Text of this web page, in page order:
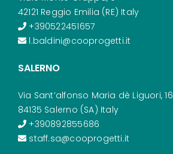
42121 Reggio Emilia (RE) Italy
+390522451657
l.baldini@cooprogetti.it
SALERNO
Via Sant’alfonso Maria dè Liguori, 16
84135 Salerno (SA) Italy
+390892855686
staff.sa@cooprogetti.it